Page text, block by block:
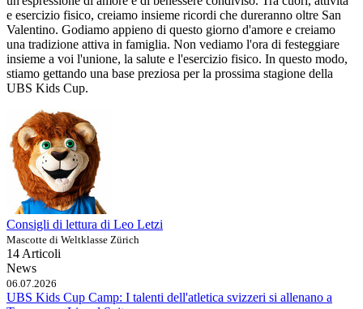
e esercizio fisico, creiamo insieme ricordi che dureranno oltre San
Valentino. Godiamo appieno di questo giorno d'amore e creiamo
una tradizione attiva in famiglia. Non vediamo l'ora di festeggiare
insieme a voi l'unione, la salute e l'esercizio fisico. In questo modo,
stiamo gettando una base preziosa per la prossima stagione della
UBS Kids Cup.
Consigli di lettura di Leo Letzi
Mascotte di Weltklasse Zürich
14 Articoli
News
06.07.2026
UBS Kids Cup Camp: I talenti dell'atletica svizzeri si allenano a